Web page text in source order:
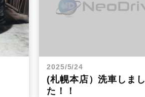
2025/5/24
(札幌本店）洗車しまし
た！！